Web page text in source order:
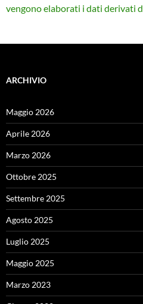
vengono elaborati i dati derivati
ARCHIVIO
Maggio 2026
Aprile 2026
Marzo 2026
Ottobre 2025
Settembre 2025
Agosto 2025
Luglio 2025
Maggio 2025
Marzo 2023